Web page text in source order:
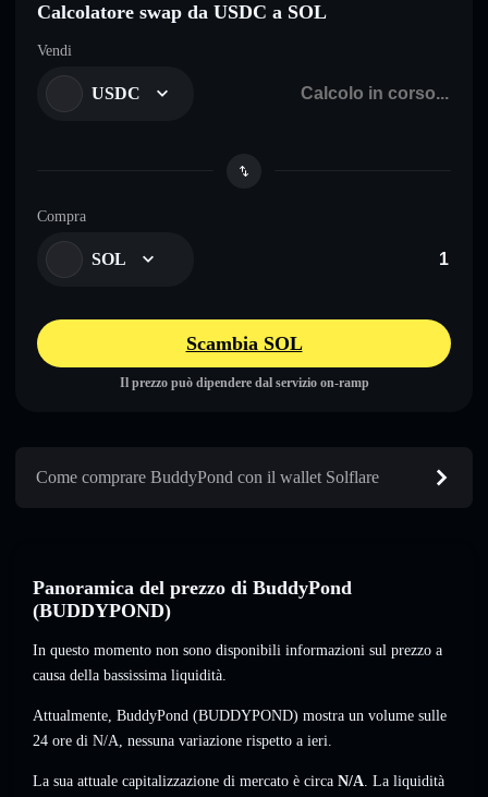
Calcolatore swap da USDC a SOL
Vendi
USDC
Compra
SOL
Scambia SOL
Il prezzo può dipendere dal servizio on-ramp
Come comprare BuddyPond con il wallet Solflare
Panoramica del prezzo di BuddyPond
(BUDDYPOND)
In questo momento non sono disponibili informazioni sul prezzo a
causa della bassissima liquidità.
Attualmente, BuddyPond (BUDDYPOND) mostra un volume sulle
24 ore di N/A, nessuna variazione rispetto a ieri.
La sua attuale capitalizzazione di mercato è circa N/A. La liquidità